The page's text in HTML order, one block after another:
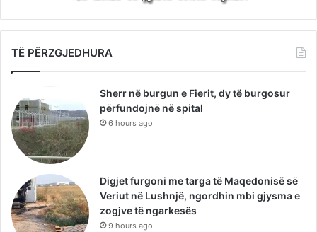
TË PËRZGJEDHURA
Sherr në burgun e Fierit, dy të burgosur
përfundojnë në spital
6 hours ago
Digjet furgoni me targa të Maqedonisë së
Veriut në Lushnjë, ngordhin mbi gjysma e
zogjve të ngarkesës
9 hours ago